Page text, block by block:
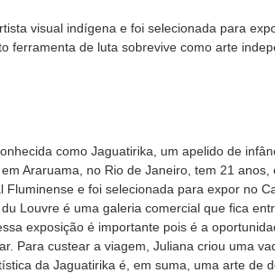
visual indígena e foi selecionada para
ferramenta de luta sobrevive como arte
como Jaguatirika, um apelido de
Araruama, no Rio de Janeiro, tem 21
Fluminense e foi selecionada para expor no
Louvre é uma galeria comercial que fica
exposição é importante pois é a
Para custear a viagem, Juliana criou uma
da Jaguatirika é, em suma, uma arte de